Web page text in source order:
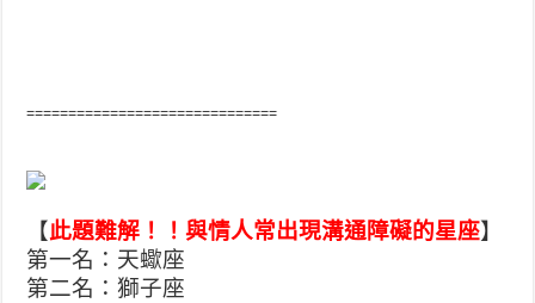
==============================
【此題難解！！與情人常出現溝通障礙的星座】
第一名：天蠍座
第二名：獅子座